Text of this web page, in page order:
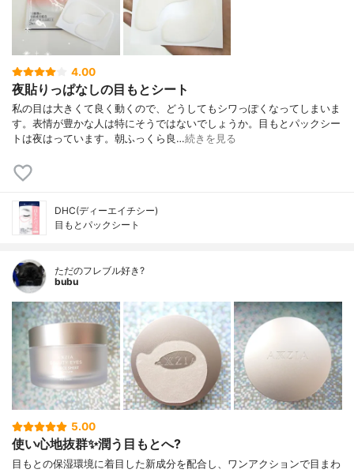
4.00
夜貼りっぱなしの目もとシート
私の目は大きくて良く動くので、どうしてもシワっぽくなってしまいま
す。表情が豊かな人は特にそうではないでしょうか。目もとパックシー
トは夜はっています。朝ふっくら良…続きを見る
DHC(ディーエイチシー)
目もとパックシート
ただのフレブル好き?
bubu
5.00
使い心地抜群✨潤う目もとへ?
目もとの保湿環境に着目した新成分を配合し、ワンアクションで目まわ